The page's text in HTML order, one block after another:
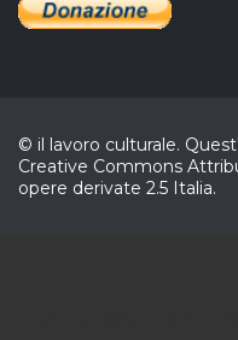
© il lavoro culturale.
Creative Commons
opere derivate 2.5 Italia.